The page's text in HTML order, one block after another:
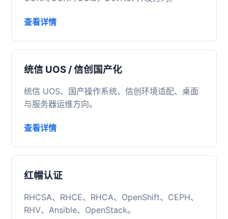
查看详情
统信 UOS / 信创国产化
统信 UOS、国产操作系统、信创环境适配、桌面
与服务器运维方向。
查看详情
红帽认证
RHCSA、RHCE、RHCA、OpenShift、CEPH、
RHV、Ansible、OpenStack。